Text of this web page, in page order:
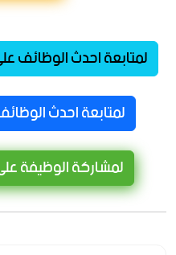
لمتابعة احدث الوظائف
لمتابعة احدث
لمشاركة الوظيفة